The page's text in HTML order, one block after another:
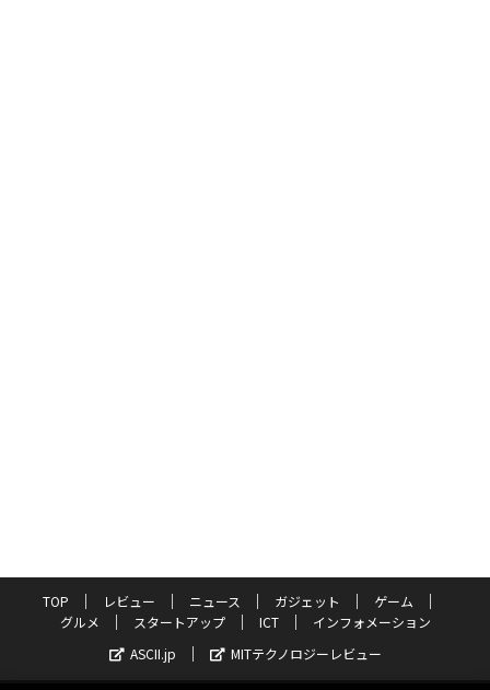
TOP レビュー ニュース ガジェット
ゲーム
グルメ
スタートアップ ICT
インフォメーション
ASCII.jp
MITテクノロジーレビュー